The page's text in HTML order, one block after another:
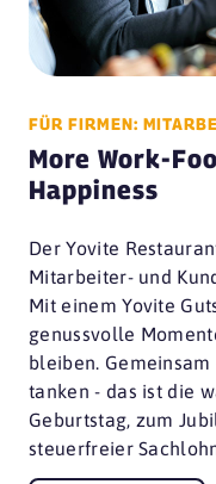
FÜR FIRMEN:
More Work-
Happiness
Der Yovite
Mitarbeiter- und
Mit einem Yovite
genussvolle
bleiben.
tanken - das ist die
Geburtstag, zum
steuerfreier